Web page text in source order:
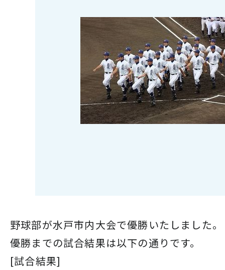
野球部が水戸市内大会で優勝いたしました。
優勝までの試合結果は以下の通りです。
[試合結果]